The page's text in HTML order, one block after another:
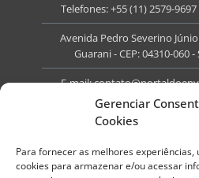
Gerenciar
Cookies
Para fornecer as melhores experiências,
cookies para armazenar e/ou acessar
Telefones:+55 (11) 2579-9697
Avenida Pedro Severino
Guarani - CEP: 04310-060
E-mail:
Website: